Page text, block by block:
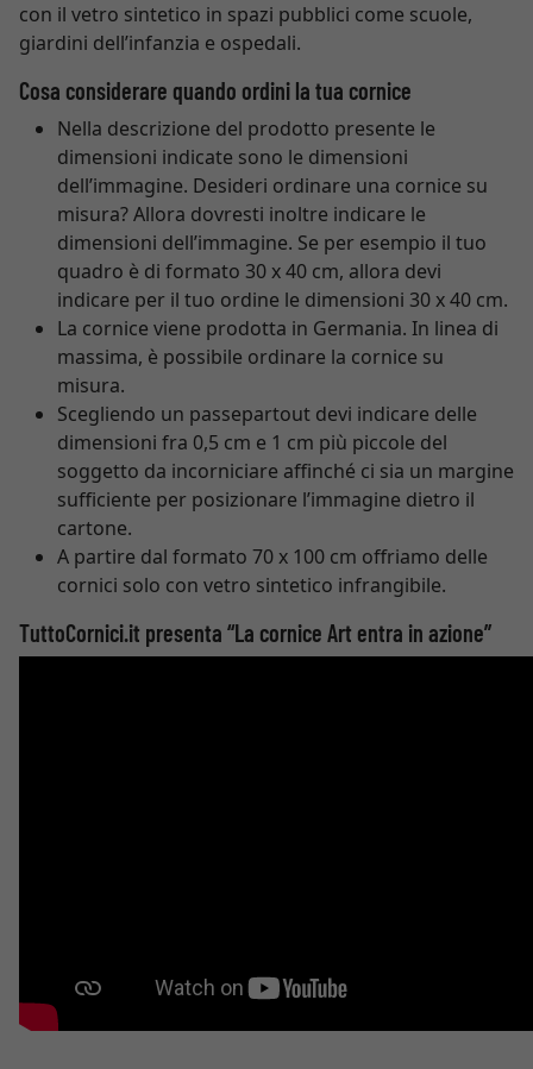
con il vetro sintetico in spazi pubblici come scuole,
giardini dell’infanzia e ospedali.
Cosa considerare quando ordini la tua cornice
Nella descrizione del prodotto presente le
dimensioni indicate sono le dimensioni
dell’immagine. Desideri ordinare una cornice su
misura? Allora dovresti inoltre indicare le
dimensioni dell’immagine. Se per esempio il tuo
quadro è di formato 30 x 40 cm, allora devi
indicare per il tuo ordine le dimensioni 30 x 40 cm.
La cornice viene prodotta in Germania. In linea di
massima, è possibile ordinare la cornice su
misura.
Scegliendo un passepartout devi indicare delle
dimensioni fra 0,5 cm e 1 cm più piccole del
soggetto da incorniciare affinché ci sia un margine
sufficiente per posizionare l’immagine dietro il
cartone.
A partire dal formato 70 x 100 cm offriamo delle
cornici solo con vetro sintetico infrangibile.
TuttoCornici.it presenta “La cornice Art entra in azione”